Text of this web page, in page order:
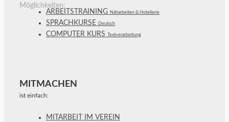
Möglichkeiten:
ARBEITSTRAINING Näharbeiten & Hotellerie
SPRACHKURSE Deutsch
COMPUTER KURS Textverarbeitung
MITMACHEN
ist einfach:
MITARBEIT IM VEREIN